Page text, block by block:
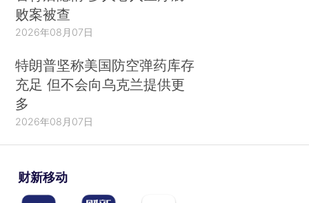
败案被查
2026年08月07日
特朗普坚称美国防空弹药库存
充足 但不会向乌克兰提供更
多
2026年08月07日
财新移动